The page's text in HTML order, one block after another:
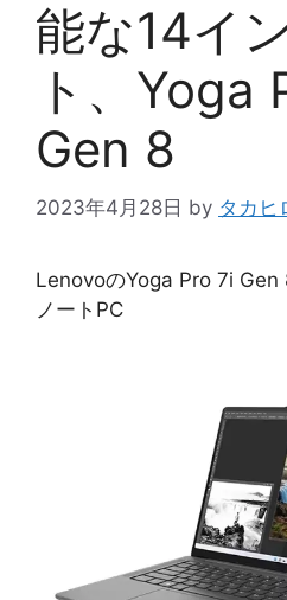
能な14イ
ト、Yoga
Gen 8
2023年4月28日 by タカヒ
LenovoのYoga Pro 7i
ノートPC